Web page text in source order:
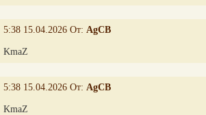
5:38 15.04.2026 От: AgCB
KmaZ
5:38 15.04.2026 От: AgCB
KmaZ